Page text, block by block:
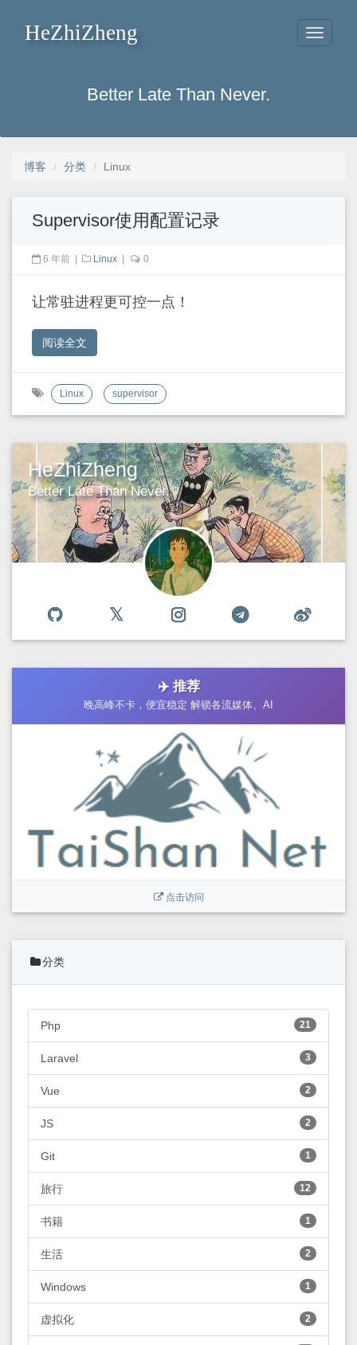
Toggle
HeZhiZheng
Better Late Than Never.
博客 分类 Linux
Supervisor使用配置记录
6 年前 Linux 0
让常驻进程更可控一点！
阅读全文
Linux supervisor
HeZhiZheng
Better Late Than Never.
✈️ 推荐
晚高峰不卡，便宜稳定 解锁各流媒体、AI
点击访问
分类
Php 21
Laravel 3
Vue 2
JS 2
Git 1
旅行 12
书籍 1
生活 2
Windows 1
虚拟化 2